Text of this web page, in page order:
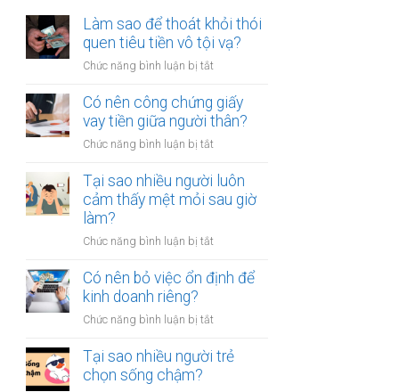
Làm sao để thoát khỏi thói
quen tiêu tiền vô tội vạ?
Chức năng bình luận bị tắt
sao
để
khỏi
quen
tiêu
vạ?
Có nên công chứng giấy
vay tiền giữa người thân?
Chức năng bình luận bị tắt
nên
công
chứng
vay
giữa
Tại sao nhiều người luôn
cảm thấy mệt mỏi sau giờ
làm?
Chức năng bình luận bị tắt
sao
luôn
thấy
Có nên bỏ việc ổn định để
kinh doanh riêng?
Chức năng bình luận bị tắt
nên
Tại sao nhiều người trẻ
chọn sống chậm?